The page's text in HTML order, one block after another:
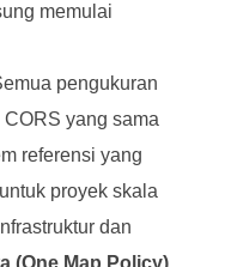
memulai
pengukuran
yang sama
referensi yang
proyek skala
dan